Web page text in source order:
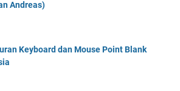
Andreas)
Keyboard dan Mouse Point Blank